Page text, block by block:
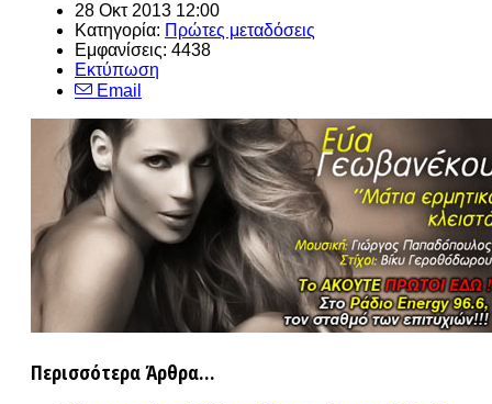
28 Οκτ 2013 12:00
Κατηγορία: Πρώτες μεταδόσεις
Εμφανίσεις: 4438
Εκτύπωση
Email
Περισσότερα Άρθρα...